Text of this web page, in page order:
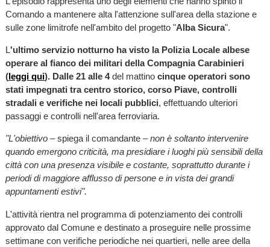
Comando a mantenere alta l'attenzione sull'area della stazione e
sulle zone limitrofe nell'ambito del progetto "Alba Sicura".
L'ultimo servizio notturno ha visto la Polizia Locale albese
operare al fianco dei militari della Compagnia Carabinieri
(leggi qui). Dalle 21 alle 4del mattino cinque operatori sono
stati impegnati tra centro storico, corso Piave, controlli
stradali e verifiche nei locali pubblici, effettuando ulteriori
passaggi e controlli nell'area ferroviaria.
"L'obiettivo– spiega il comandante –non è soltanto intervenire
quando emergono criticità, ma presidiare i luoghi più sensibili della
città con una presenza visibile e costante, soprattutto durante i
periodi di maggiore afflusso di persone e in vista dei grandi
appuntamenti estivi".
L'attività rientra nel programma di potenziamento dei controlli
approvato dal Comune e destinato a proseguire nelle prossime
settimane con verifiche periodiche nei quartieri, nelle aree della